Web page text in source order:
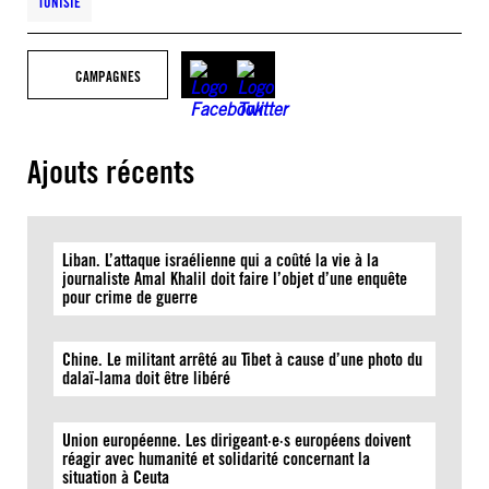
CAMPAGNES
Ajouts récents
Liban. L’attaque israélienne qui a coûté la vie à la
journaliste Amal Khalil doit faire l’objet d’une enquête
pour crime de guerre
Chine. Le militant arrêté au Tibet à cause d’une photo du
dalaï-lama doit être libéré
Union européenne. Les dirigeant·e·s européens doivent
réagir avec humanité et solidarité concernant la
situation à Ceuta